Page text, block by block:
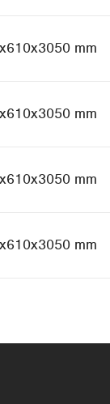
mm
mm
mm
mm